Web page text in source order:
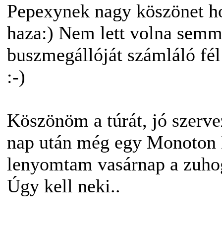
Pepexynek nagy köszönet
haza:) Nem lett volna
buszmegállóját számláló
:-)
Köszönöm a túrát, jó
nap után még egy
lenyomtam vasárnap a
Úgy kell neki..